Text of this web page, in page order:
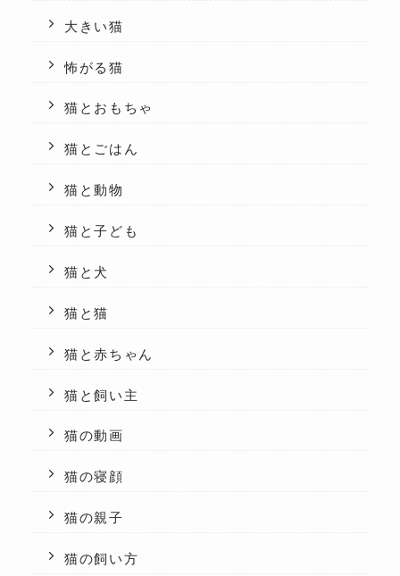
大きい猫
怖がる猫
猫とおもちゃ
猫とごはん
猫と動物
猫と子ども
猫と犬
猫と猫
猫と赤ちゃん
猫と飼い主
猫の動画
猫の寝顔
猫の親子
猫の飼い方